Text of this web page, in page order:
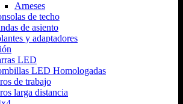
Arneses
de techo
de asiento
y adaptadores
LED
LED Homologadas
de trabajo
larga distancia